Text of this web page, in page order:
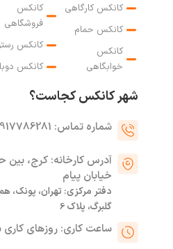
کانکس کارگاهی
کانکس حمام
کانکس
خوابگاهی
کانکس
فروشگاهی
کانکس
کانکس
شهر کانکس کجاست؟
شماره تماس: 09917786281 - 46017239
آدرس کارخانه: کرج، بین
خیابان پیام
دفتر مرکزی: تهران، پونک،
گلبرگ، پلاک 6
ساعت کاری: روزهای کاری ساعت